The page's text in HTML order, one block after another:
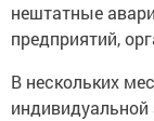
нештатные
предприятий,
В нескольких